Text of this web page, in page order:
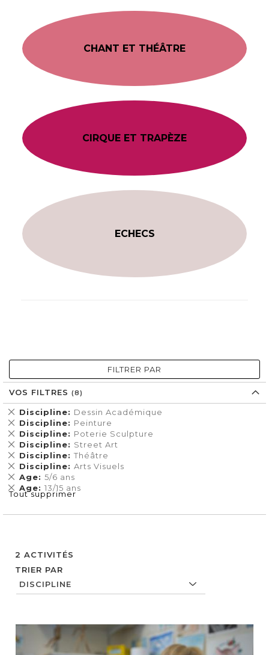
CHANT ET THÉÂTRE
CIRQUE ET TRAPÈZE
ECHECS
2 ACTIVITÉS
TRIER PAR
FILTRER PAR
VOS FILTRES
Discipline Dessin Académique
Supprimer
cet
Élément
Discipline Peinture
Supprimer
cet
Élément
Discipline Poterie Sculpture
Supprimer
cet
Élément
Discipline Street Art
Supprimer
cet
Élément
Discipline Théâtre
Supprimer
cet
Élément
Discipline Arts Visuels
Supprimer
cet
Élément
Age 5/6 ans
Supprimer
cet
Élément
Age 13/15 ans
Supprimer
cet
Tout supprimer